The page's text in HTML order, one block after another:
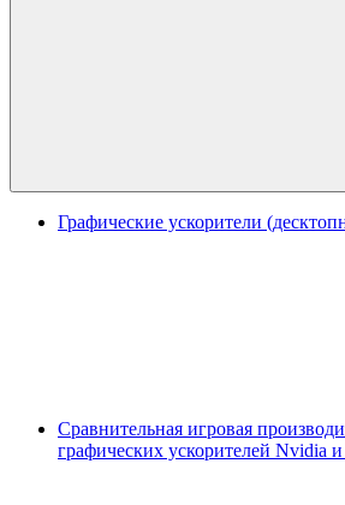
Графические ускорители
Сравнительная игровая
графических ускорителей Nvidia